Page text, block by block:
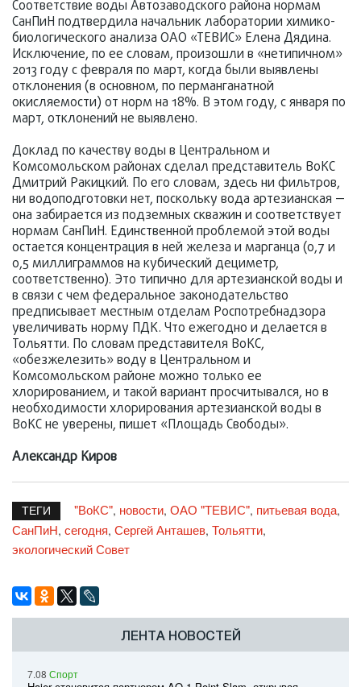
Соответствие воды Автозаводского района нормам
СанПиН подтвердила начальник лаборатории химико-
биологического анализа ОАО «ТЕВИС» Елена Дядина.
Исключение, по ее словам, произошли в «нетипичном»
2013 году с февраля по март, когда были выявлены
отклонения (в основном, по перманганатной
окисляемости) от норм на 18%. В этом году, с января по
март, отклонений не выявлено.
Доклад по качеству воды в Центральном и
Комсомольском районах сделал представитель ВоКС
Дмитрий Ракицкий. По его словам, здесь ни фильтров,
ни водоподготовки нет, поскольку вода артезианская —
она забирается из подземных скважин и соответствует
нормам СанПиН. Единственной проблемой этой воды
остается концентрация в ней железа и марганца (0,7 и
0,5 миллиграммов на кубический дециметр,
соответственно). Это типично для артезианской воды и
в связи с чем федеральное законодательство
предписывает местным отделам Роспотребнадзора
увеличивать норму ПДК. Что ежегодно и делается в
Тольятти. По словам представителя ВоКС,
«обезжелезить» воду в Центральном и
Комсомольском районе можно только ее
хлорированием, и такой вариант просчитывался, но в
необходимости хлорирования артезианской воды в
ВоКС не уверены, пишет «Площадь Свободы».
Александр Киров
ТЕГИ "ВоКС", новости, ОАО "ТЕВИС", питьевая вода,
СанПиН, сегодня, Сергей Анташев, Тольятти,
экологический Совет
ЛЕНТА НОВОСТЕЙ
7.08 Спорт